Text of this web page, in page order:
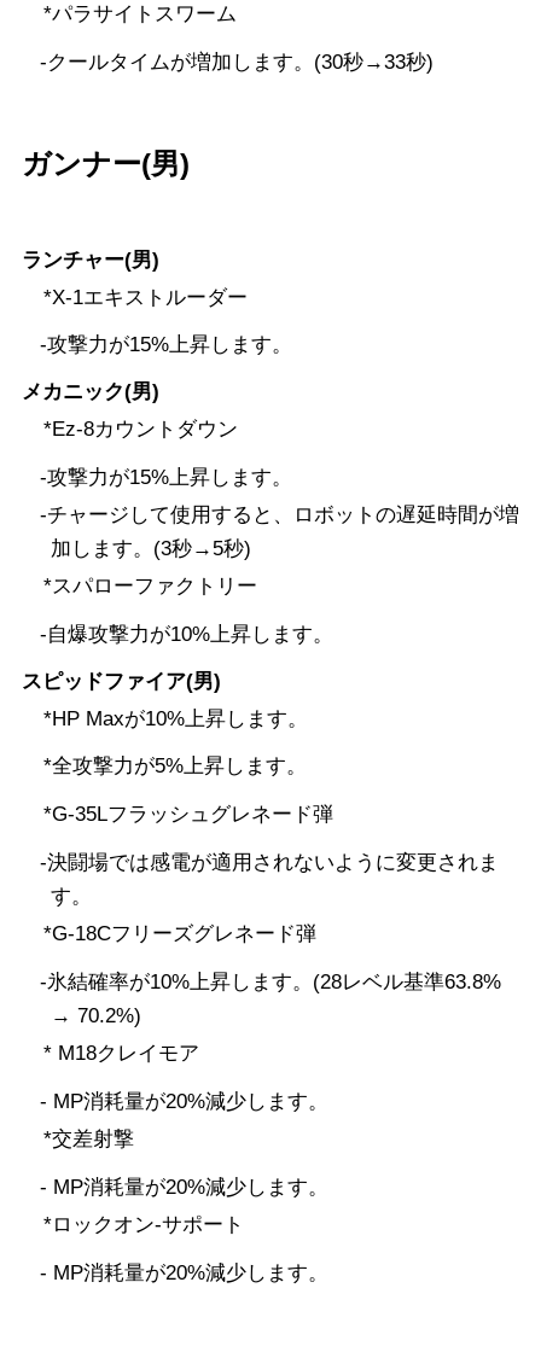
*パラサイトスワーム
-クールタイムが増加します。(30秒→33秒)
ガンナー(男)
ランチャー(男)
*X-1エキストルーダー
-攻撃力が15%上昇します。
メカニック(男)
*Ez-8カウントダウン
-攻撃力が15%上昇します。
-チャージして使用すると、ロボットの遅延時間が増
加します。(3秒→5秒)
*スパローファクトリー
-自爆攻撃力が10%上昇します。
スピッドファイア(男)
*HP Maxが10%上昇します。
*全攻撃力が5%上昇します。
*G-35Lフラッシュグレネード弾
-決闘場では感電が適用されないように変更されま
す。
*G-18Cフリーズグレネード弾
-氷結確率が10%上昇します。(28レベル基準63.8%
→ 70.2%)
* M18クレイモア
- MP消耗量が20%減少します。
*交差射撃
- MP消耗量が20%減少します。
*ロックオン-サポート
- MP消耗量が20%減少します。